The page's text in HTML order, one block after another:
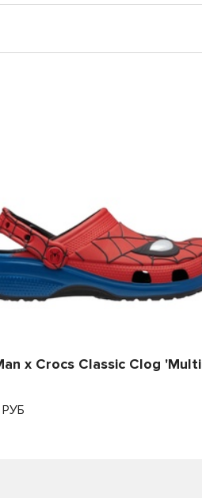
x Crocs Classic Clog 'Multi